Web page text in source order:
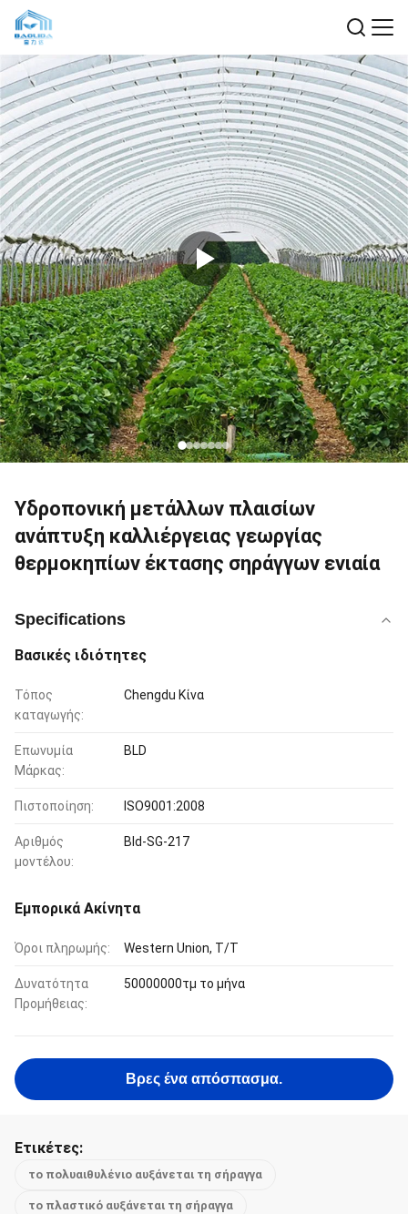
Υδροπονική μετάλλων πλαισίων
ανάπτυξη καλλιέργειας γεωργίας
θερμοκηπίων έκτασης σηράγγων ενιαία
Specifications
Βασικές ιδιότητες
Τόπος
καταγωγής:
Chengdu Κίνα
Επωνυμία
Μάρκας:
BLD
Πιστοποίηση: ISO9001:2008
Αριθμός
μοντέλου:
Bld-SG-217
Εμπορικά Ακίνητα
Όροι πληρωμής: Western Union, T/T
Δυνατότητα
Προμήθειας:
50000000τμ το μήνα
Βρες ένα απόσπασμα.
Ετικέτες:
το πολυαιθυλένιο αυξάνεται τη σήραγγα
το πλαστικό αυξάνεται τη σήραγγα